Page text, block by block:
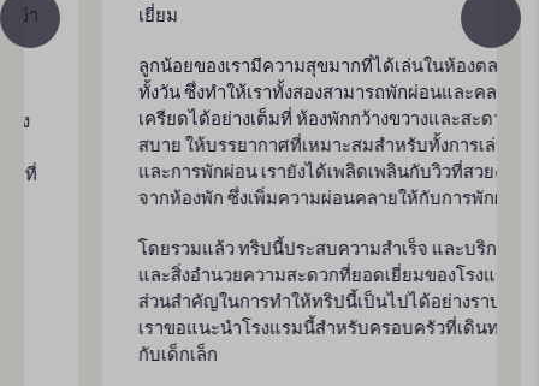
เยี่ยม
ลูกน้อยของเรามีความสุขมากที่ได้เล่นในห้องตลอด
ทั้งวัน ซึ่งทำให้เราทั้งสองสามารถพักผ่อนและคลาย
เครียดได้อย่างเต็มที่ ห้องพักกว้างขวางและสะดวก
สบาย ให้บรรยากาศที่เหมาะสมสำหรับทั้งการเล่น
และการพักผ่อน เรายังได้เพลิดเพลินกับวิวที่สวยงาม
จากห้องพัก ซึ่งเพิ่มความผ่อนคลายให้กับการพักผ่อน
โดยรวมแล้ว ทริปนี้ประสบความสำเร็จ และบริการ
และสิ่งอำนวยความสะดวกที่ยอดเยี่ยมของโรงแรมมี
ส่วนสำคัญในการทำให้ทริปนี้เป็นไปได้อย่างราบรื่น
เราขอแนะนำโรงแรมนี้สำหรับครอบครัวที่เดินทาง